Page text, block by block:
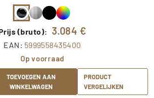
(bruto): 3.084 €
EAN: 5999558435400
Op voorraad
TOEVOEGEN AAN
WINKELWAGEN
PRODUCT
VERGELIJKEN